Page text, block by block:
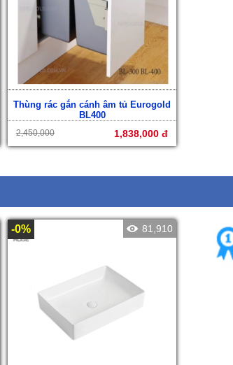
Thùng rác gắn cánh âm tủ Eurogold
BL400
2,450,000 1,838,000 đ
-0% 81,910